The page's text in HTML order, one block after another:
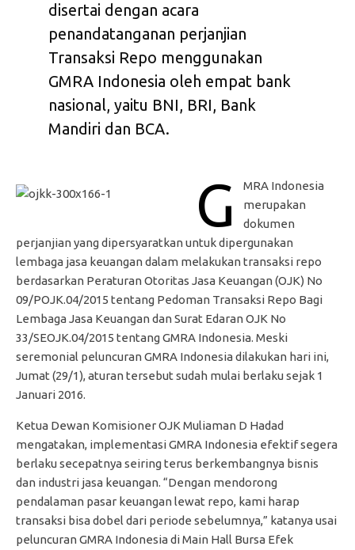
disertai dengan acara
penandatanganan perjanjian
Transaksi Repo menggunakan
GMRA Indonesia oleh empat bank
nasional, yaitu BNI, BRI, Bank
Mandiri dan BCA.
G
MRA Indonesia
merupakan
dokumen
perjanjian yang dipersyaratkan untuk dipergunakan
lembaga jasa keuangan dalam melakukan transaksi repo
berdasarkan Peraturan Otoritas Jasa Keuangan (OJK) No
09/POJK.04/2015 tentang Pedoman Transaksi Repo Bagi
Lembaga Jasa Keuangan dan Surat Edaran OJK No
33/SEOJK.04/2015 tentang GMRA Indonesia. Meski
seremonial peluncuran GMRA Indonesia dilakukan hari ini,
Jumat (29/1), aturan tersebut sudah mulai berlaku sejak 1
Januari 2016.
Ketua Dewan Komisioner OJK Muliaman D Hadad
mengatakan, implementasi GMRA Indonesia efektif segera
berlaku secepatnya seiring terus berkembangnya bisnis
dan industri jasa keuangan. “Dengan mendorong
pendalaman pasar keuangan lewat repo, kami harap
transaksi bisa dobel dari periode sebelumnya,” katanya usai
peluncuran GMRA Indonesia di Main Hall Bursa Efek